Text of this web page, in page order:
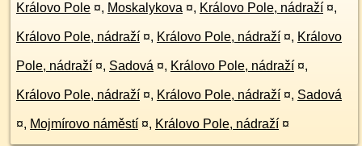
Královo Pole ¤, Moskalykova ¤, Královo Pole, nádraží ¤,
Královo Pole, nádraží ¤, Královo Pole, nádraží ¤, Královo
Pole, nádraží ¤, Sadová ¤, Královo Pole, nádraží ¤,
Královo Pole, nádraží ¤, Královo Pole, nádraží ¤, Sadová
¤, Mojmírovo náměstí ¤, Královo Pole, nádraží ¤